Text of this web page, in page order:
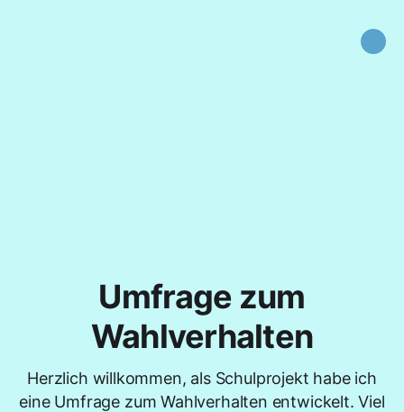
Umfrage zum
Wahlverhalten
Herzlich willkommen, als Schulprojekt habe ich
eine Umfrage zum Wahlverhalten entwickelt. Viel